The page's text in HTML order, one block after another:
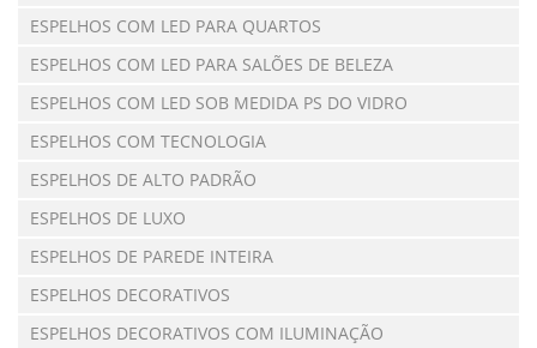
ESPELHOS COM LED PARA QUARTOS
ESPELHOS COM LED PARA SALÕES DE BELEZA
ESPELHOS COM LED SOB MEDIDA PS DO VIDRO
ESPELHOS COM TECNOLOGIA
ESPELHOS DE ALTO PADRÃO
ESPELHOS DE LUXO
ESPELHOS DE PAREDE INTEIRA
ESPELHOS DECORATIVOS
ESPELHOS DECORATIVOS COM ILUMINAÇÃO